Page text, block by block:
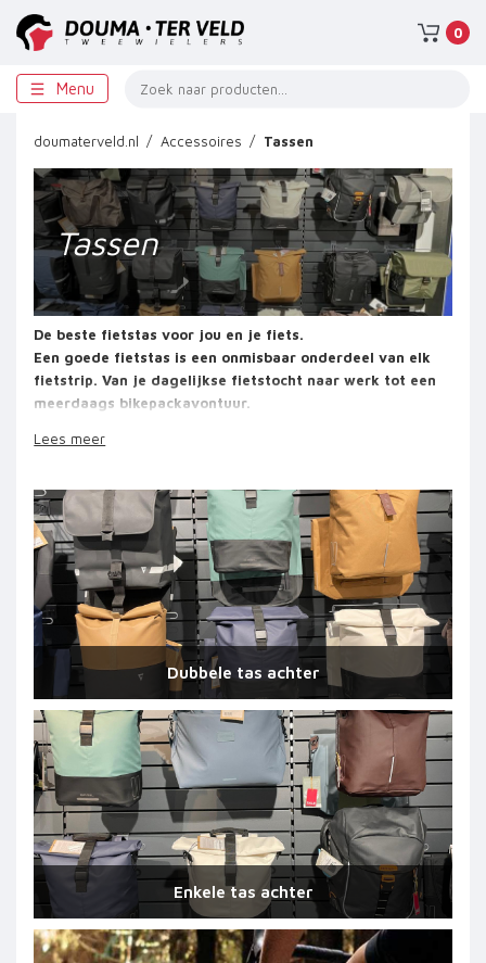
0
Menu
doumaterveld.nl Accessoires Tassen
Tassen
De beste fietstas voor jou en je fiets.
Een goede fietstas is een onmisbaar onderdeel van elk
fietstrip. Van je dagelijkse fietstocht naar werk tot een
meerdaags bikepackavontuur.
comfortabeler.
spullen op je rug. In plaats daarvan kies je liever voor
een fietstas.
We leggen je graag uit welke verschillende fietstassen er
zijn, kom langs in onze winkel.
Om meer te weten te komen over de actuele voorraad kun je het
beste contact opnemen met één van onze winkels.
Lees meer
Dubbele tas achter
Enkele tas achter